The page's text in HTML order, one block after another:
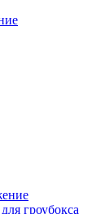
гроубокса